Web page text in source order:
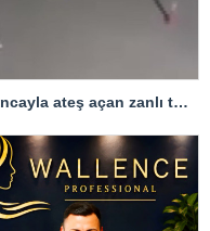
Adana’da komşusunun evine tabancayla ateş açan zanlı tutuklandı